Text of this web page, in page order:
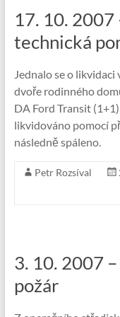
17. 10. 2007
technická
Jednalo se o
dvoře rodinného
DA Ford Transit
likvidováno pomocí
následně spáleno.
Petr Rozsíval
3. 10. 2007
požár